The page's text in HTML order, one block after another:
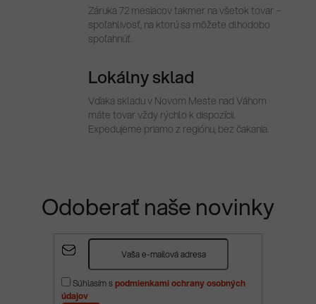
Záruka 72 mesiacov takmer na všetok tovar –
spoľahlivosť, na ktorú sa môžete dlhodobo
spoľahnúť.
Lokálny sklad
Vďaka skladu v Novom Meste nad Váhom
máte tovar vždy rýchlo k dispozícii.
Expedujeme priamo z regiónu, bez čakania.
Odoberať naše novinky
Súhlasím spodmienkami ochrany osobných
údajov